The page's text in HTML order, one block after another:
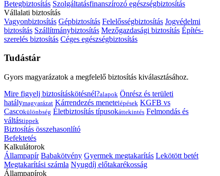
Betegbiztosítás Szolgáltatásfinanszírozó egészségbiztosítás
Vállalati biztosítás
Vagyonbiztosítás Gépbiztosítás Felelősségbiztosítás Jogvédelmi
biztosítás Szállítmánybiztosítás Mezőgazdasági biztosítás Építés-
szerelés biztosítás Céges egészségbiztosítás
Tudástár
Gyors magyarázatok a megfelelő biztosítás kiválasztásához.
Mire figyelj biztosításkötésnél?alapok Önrész és területi
hatálymagyarázat Kárrendezés menetelépések KGFB vs
Cascokülönbség Életbiztosítás típusokáttekintés Felmondás és
váltástippek
Biztosítás összehasonlító
Befektetés
Kalkulátorok
Állampapír Babakötvény Gyermek megtakarítás Lekötött betét
Megtakarítási számla Nyugdíj előtakarékosság
Állampapírok